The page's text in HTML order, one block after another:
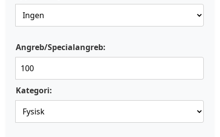
Angreb/Specialangreb:
Kategori: